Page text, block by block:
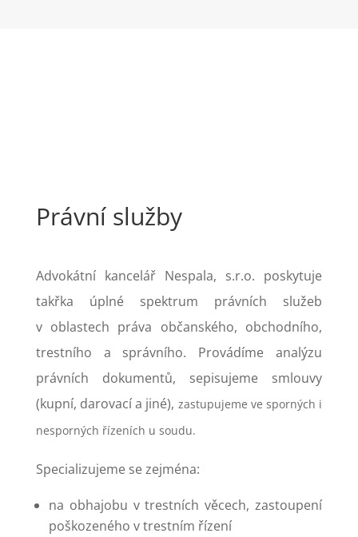
Právní služby
Advokátní kancelář Nespala, s.r.o. poskytuje
takřka úplné spektrum právních služeb
v oblastech práva občanského, obchodního,
trestního a správního. Provádíme analýzu
právních dokumentů, sepisujeme smlouvy
(kupní, darovací a jiné), zastupujeme ve sporných i
nesporných řízeních u soudu.
Specializujeme se zejména:
na obhajobu v trestních věcech, zastoupení
poškozeného v trestním řízení